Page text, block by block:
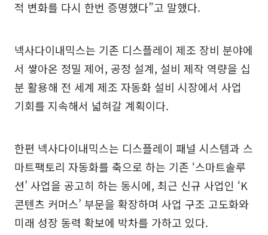
적 변화를 다시 한번 증명했다”고 말했다.
넥사다이내믹스는 기존 디스플레이 제조 장비 분야에
서 쌓아온 정밀 제어, 공정 설계, 설비 제작 역량을 십
분 활용해 전 세계 제조 자동화 설비 시장에서 사업
기회를 지속해서 넓혀갈 계획이다.
한편 넥사다이내믹스는 디스플레이 패널 시스템과 스
마트팩토리 자동화를 축으로 하는 기존 ‘스마트솔루
션’ 사업을 공고히 하는 동시에, 최근 신규 사업인 ‘K
콘텐츠 커머스’ 부문을 확장하며 사업 구조 고도화와
미래 성장 동력 확보에 박차를 가하고 있다.